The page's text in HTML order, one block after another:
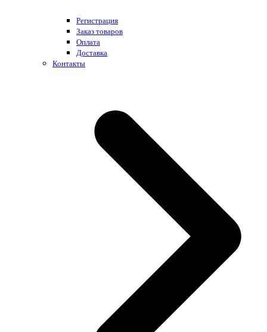
Регистрация
Заказ товаров
Оплата
Доставка
Контакты